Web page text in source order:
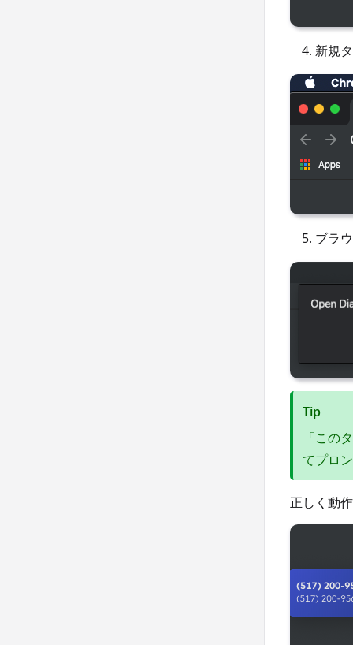
新規
ブラ
Tip
「この
てプロ
正しく動